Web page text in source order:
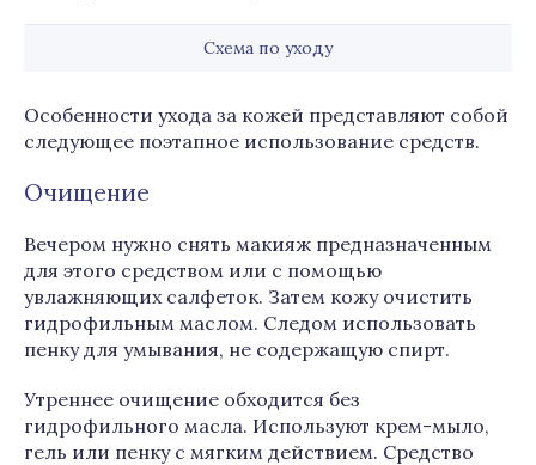
Схема по уходу
Особенности ухода за кожей представляют собой
следующее поэтапное использование средств.
Очищение
Вечером нужно снять макияж предназначенным
для этого средством или с помощью
увлажняющих салфеток. Затем кожу очистить
гидрофильным маслом. Следом использовать
пенку для умывания, не содержащую спирт.
Утреннее очищение обходится без
гидрофильного масла. Используют крем-мыло,
гель или пенку с мягким действием. Средство